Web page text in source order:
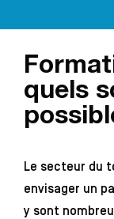
quels
Le secteur du
envisager un
y sont